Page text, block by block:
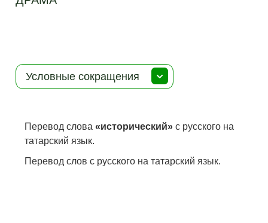
Условные сокращения
Перевод слова«исторический» с русского на
татарский язык.
Перевод слов с русского на татарский язык.